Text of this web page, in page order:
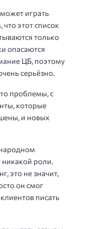
играть
этот список
только
опасаются
ЦБ, поэтому
серьёзно.
проблемы, с
которые
и новых
никакой роли.
это не значит,
он смог
писать